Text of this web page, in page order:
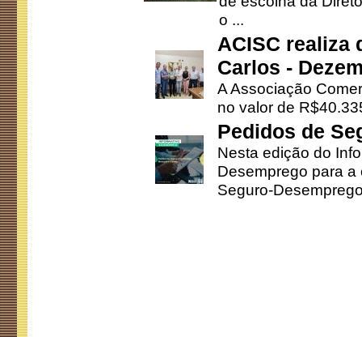
o ...
ACISC realiza
Carlos -
A Associação
no valor de
Pedidos de
Nesta edição do
Desemprego para
Seguro-